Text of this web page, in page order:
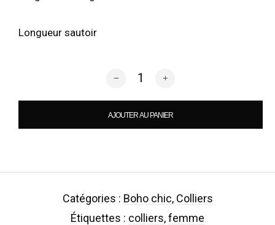
Longueur sautoir
quantité de CF - Boho chic / Figaro
AJOUTER AU PANIER
Catégories : Boho chic, Colliers
Étiquettes : colliers,femme